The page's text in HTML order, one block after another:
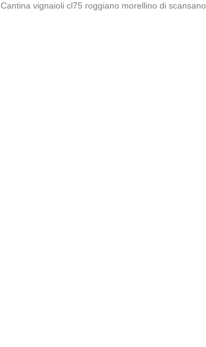
Cantina vignaioli cl75 roggiano morellino di scansano